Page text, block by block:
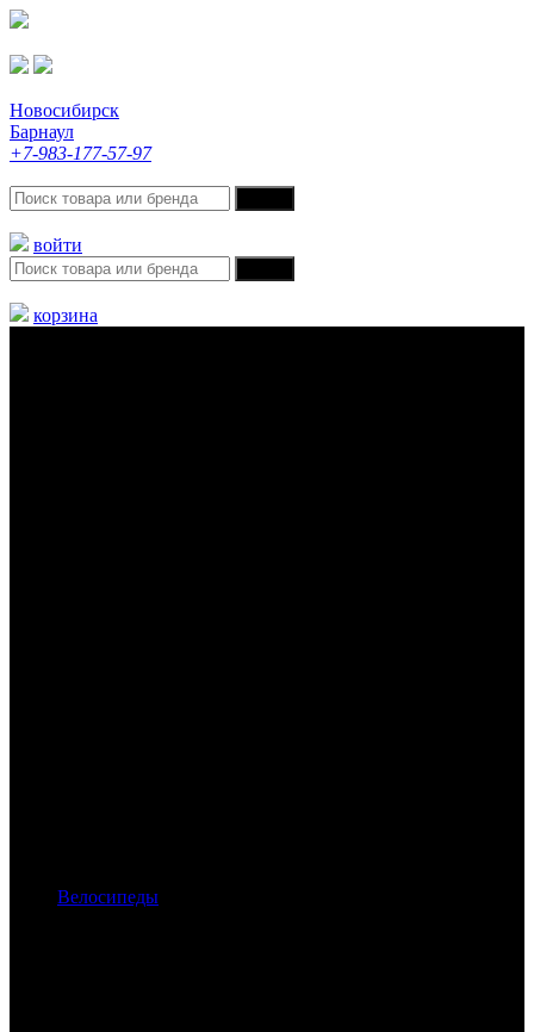
Новосибирск
Барнаул
+7-983-177-57-97
войти
корзина
Велосипеды